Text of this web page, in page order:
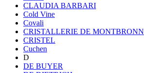
CLAUDIA BARBARI
Cold Vine
Covali
CRISTALLERIE DE MONTBRONN
CRISTEL
Cuchen
D
DE BUYER